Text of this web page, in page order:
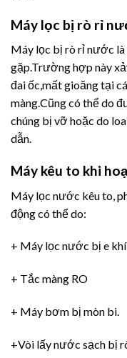
Máy lọc bị rò rỉ
Máy lọc bị rò rỉ nước
gặp.Trường hợp này
đai ốc,mất gioăng tại
màng.Cũng có thể do
chúng bị vỡ hoặc do
dẫn.
Máy kêu to khi
Máy lọc nước kêu to,
động có thể do:
+ Máy lọc nước bị e khí
+ Tắc màng RO
+ Máy bơm bị mòn bi.
+Vòi lấy nước sạch bị